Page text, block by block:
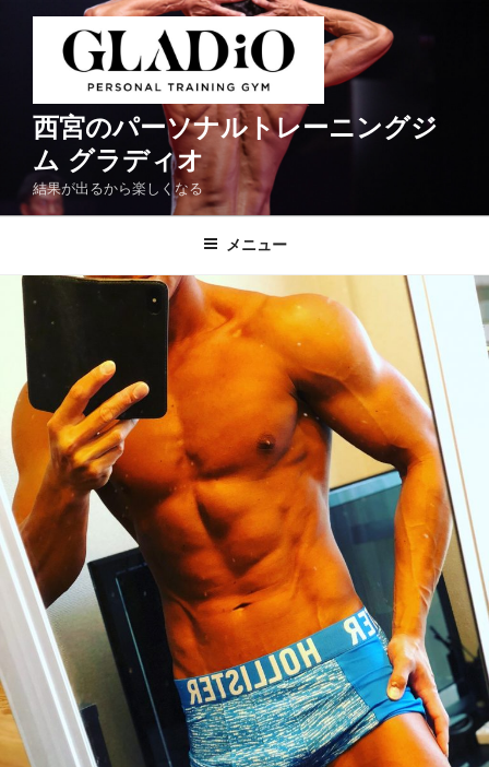
ッ
西宮のパーソナルトレーニングジ
ム グラディオ
結果が出るから楽しくなる
メニュー